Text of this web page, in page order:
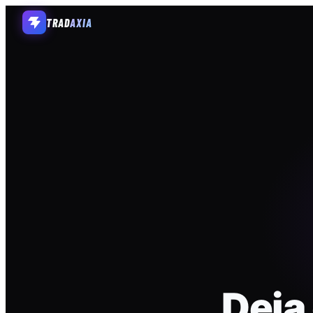
TRADAXIA